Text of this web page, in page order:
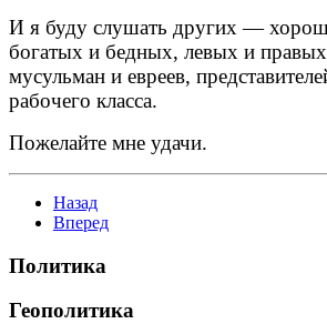
И я буду слушать других —
богатых и бедных, левых и
мусульман и евреев,
рабочего класса.
Пожелайте мне удачи.
Назад
Вперед
Политика
Геополитика